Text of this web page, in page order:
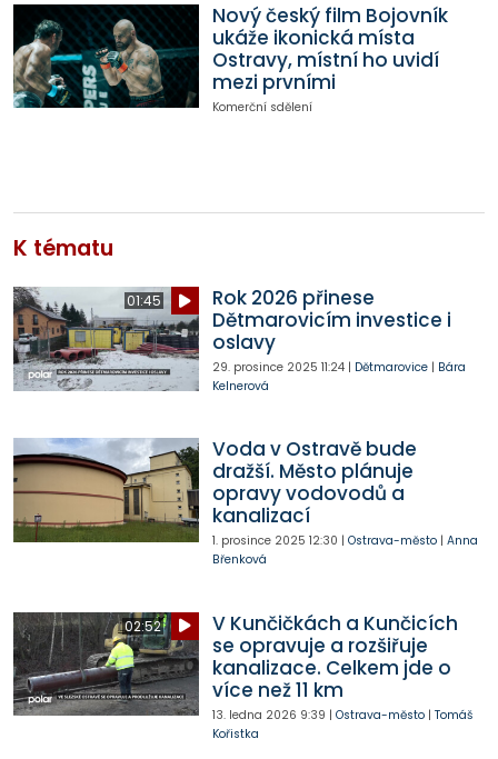
Nový český film Bojovník
ukáže ikonická místa
Ostravy, místní ho uvidí
mezi prvními
Komerční sdělení
K tématu
01:45
Rok 2026 přinese
Dětmarovicím investice i
oslavy
29. prosince 2025 11:24| Dětmarovice| Bára
Kelnerová
Voda v Ostravě bude
dražší. Město plánuje
opravy vodovodů a
kanalizací
1. prosince 2025 12:30 | Ostrava-město| Anna
Břenková
02:52
V Kunčičkách a Kunčicích
se opravuje a rozšiřuje
kanalizace. Celkem jde o
více než 11 km
13. ledna 2026 9:39 | Ostrava-město| Tomáš
Kořistka